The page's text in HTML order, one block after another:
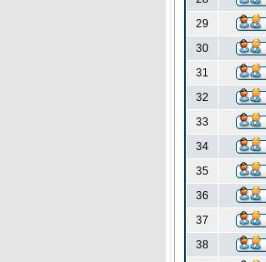
29
30
31
32
33
34
35
36
37
38